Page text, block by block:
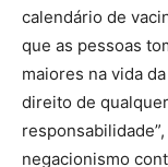
calendário de
que as pessoas
maiores na vida
direito de
negacionismo